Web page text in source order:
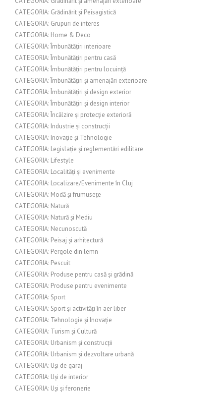
CATEGORIA: Grădinărit și Peisagistică
CATEGORIA: Grupuri de interes
CATEGORIA: Home & Deco
CATEGORIA: Îmbunătățiri interioare
CATEGORIA: Îmbunătățiri pentru casă
CATEGORIA: Îmbunătățiri pentru locuință
CATEGORIA: Îmbunătățiri și amenajări exterioare
CATEGORIA: Îmbunătățiri și design exterior
CATEGORIA: Îmbunătățiri și design interior
CATEGORIA: Încălzire și protecție exterioră
CATEGORIA: Industrie și construcții
CATEGORIA: Inovație și Tehnologie
CATEGORIA: Legislație și reglementări edilitare
CATEGORIA: Lifestyle
CATEGORIA: Localități și evenimente
CATEGORIA: Localizare/Evenimente în Cluj
CATEGORIA: Modă și frumusețe
CATEGORIA: Natură
CATEGORIA: Natură și Mediu
CATEGORIA: Necunoscută
CATEGORIA: Peisaj și arhitectură
CATEGORIA: Pergole din lemn
CATEGORIA: Pescuit
CATEGORIA: Produse pentru casă și grădină
CATEGORIA: Produse pentru evenimente
CATEGORIA: Sport
CATEGORIA: Sport și activități în aer liber
CATEGORIA: Tehnologie și Inovație
CATEGORIA: Turism și Cultură
CATEGORIA: Urbanism și construcții
CATEGORIA: Urbanism și dezvoltare urbană
CATEGORIA: Uși de garaj
CATEGORIA: Uși de interior
CATEGORIA: Uși și feronerie